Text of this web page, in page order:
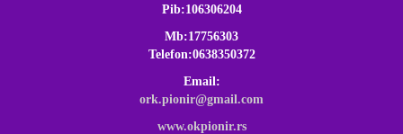
Pib:106306204
Mb:17756303
Telefon:0638350372
Email:
ork.pionir@gmail.com
www.okpionir.rs